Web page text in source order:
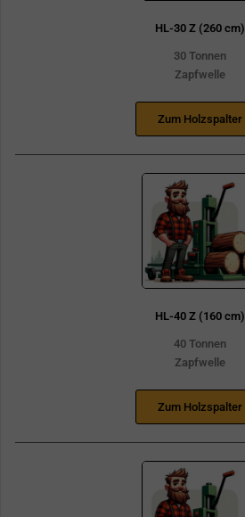
HL-30 Z (260 cm)
30 Tonnen
Zapfwelle
Zum Holzspalter
HL-40 Z (160 cm)
40 Tonnen
Zapfwelle
Zum Holzspalter